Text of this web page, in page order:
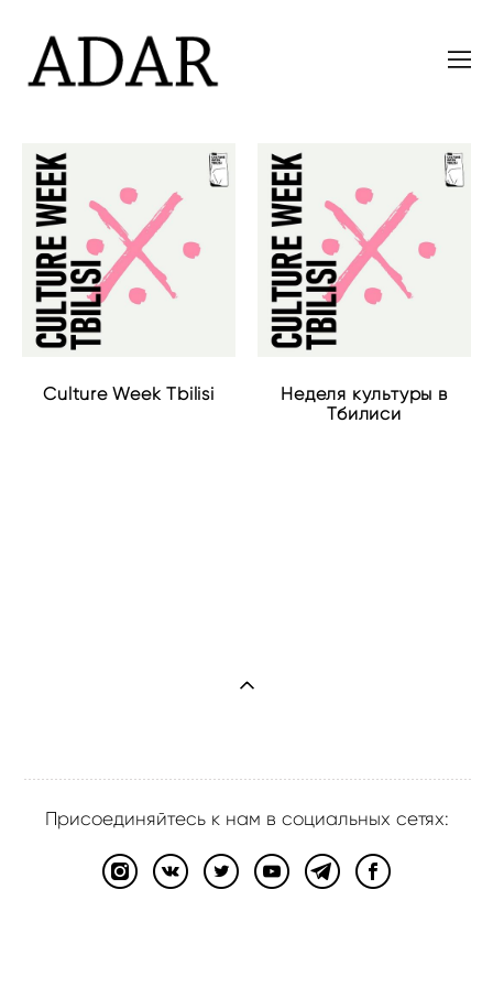
Culture Week Tbilisi
Неделя культуры в
Тбилиси
Присоединяйтесь к нам в социальных сетях: